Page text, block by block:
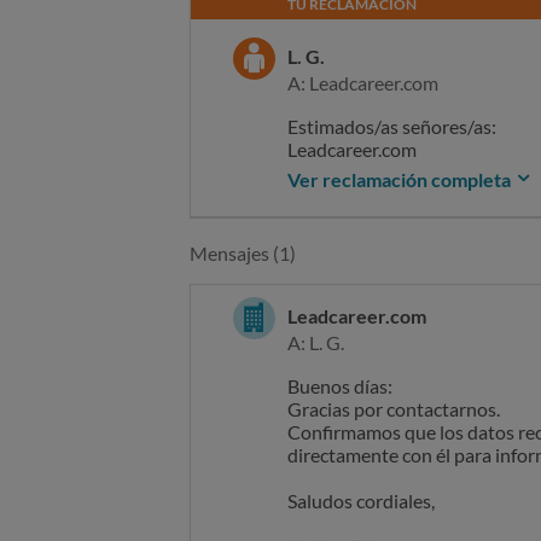
TU RECLAMACIÓN
L. G.
A: Leadcareer.com
Estimados/as señores/as:
Leadcareer.com
Me pongo en contacto con
descargar un CV que realicé
de ninguna de las maneras un
SOLICITO que se devuelva
contacto que pueda mantener
Sin otro particular,
Recuerda no incluir ningún
de teléfono, dirección postal,
Ver reclamación completa
Mensajes (1)
Leadcareer.com
A: L. G.
Buenos días:
Gracias por contactarnos.
Confirmamos que los datos
directamente con él para
Saludos cordiales,